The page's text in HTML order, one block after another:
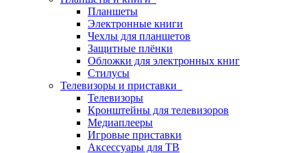
Планшеты
Электронные книги
Чехлы для планшетов
Защитные плёнки
Обложки для электронных книг
Стилусы
Телевизоры и приставки
Телевизоры
Кронштейны для телевизоров
Медиаплееры
Игровые приставки
Аксессуары для ТВ